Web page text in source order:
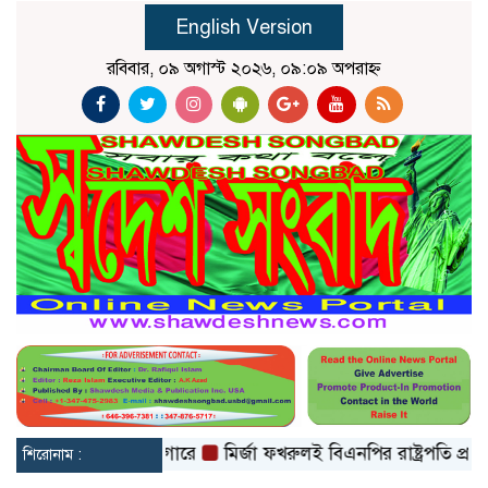
English Version
রবিবার, ০৯ অগাস্ট ২০২৬, ০৯:০৯ অপরাহ্ন
শিরোনাম :ডন কারাগারে মির্জা ফখরুলই বিএনপির রাষ্ট্রপতি প্রার্থী,